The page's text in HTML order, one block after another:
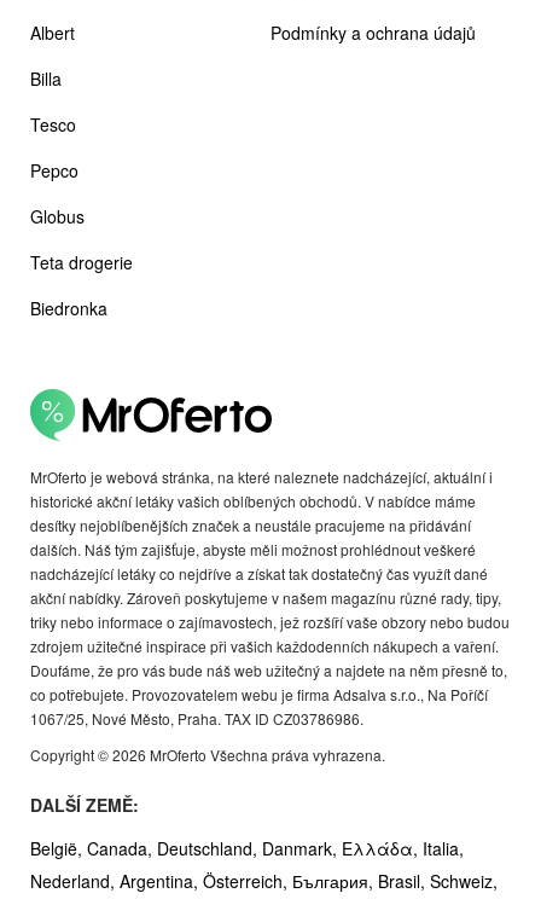
MrOferto je webová stránka, na které naleznete nadcházející, aktuální i
historické akční letáky vašich oblíbených obchodů. V nabídce máme
desítky nejoblíbenějších značek a neustále pracujeme na přidávání
dalších. Náš tým zajišťuje, abyste měli možnost prohlédnout veškeré
nadcházející letáky co nejdříve a získat tak dostatečný čas využít dané
akční nabídky. Zároveň poskytujeme v našem magazínu různé rady, tipy,
triky nebo informace o zajímavostech, jež rozšíří vaše obzory nebo budou
zdrojem užitečné inspirace při vašich každodenních nákupech a vaření.
Doufáme, že pro vás bude náš web užitečný a najdete na něm přesně to,
co potřebujete. Provozovatelem webu je firma Adsalva s.r.o., Na Poříčí
1067/25, Nové Město, Praha. TAX ID CZ03786986.
Copyright © 2026 MrOferto Všechna práva vyhrazena.
Albert
Billa
Tesco
Pepco
Globus
Teta drogerie
Biedronka
Podmínky a ochrana údajů
DALŠÍ ZEMĚ:
België, Canada, Deutschland, Danmark, Ελλάδα, Italia,
Nederland, Argentina, Österreich, България, Brasil, Schweiz,